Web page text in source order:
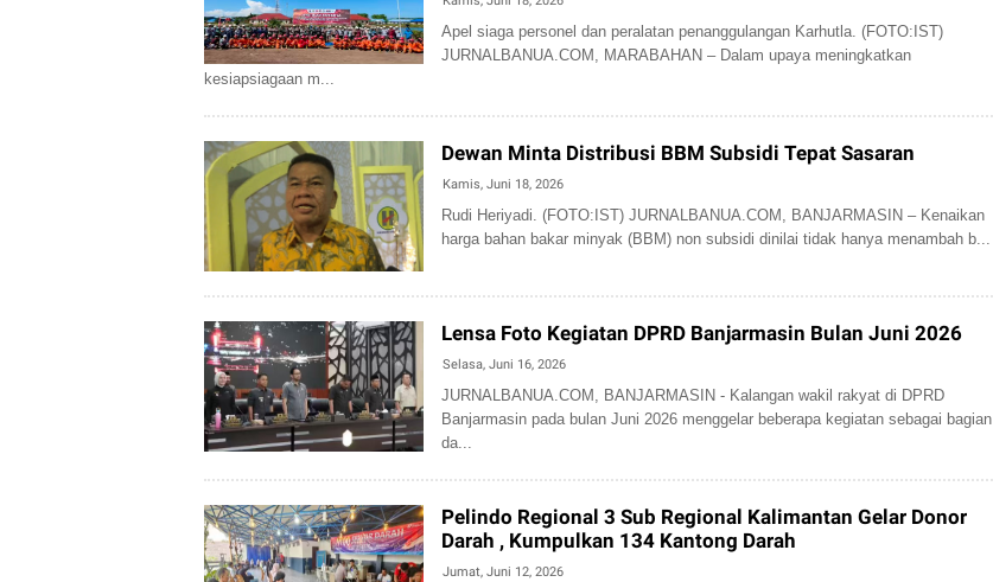
Apel siaga personel dan peralatan penanggulangan Karhutla. (FOTO:IST)
JURNALBANUA.COM, MARABAHAN – Dalam upaya meningkatkan
kesiapsiagaan m...
Dewan Minta Distribusi BBM Subsidi Tepat Sasaran
Kamis, Juni 18, 2026
Rudi Heriyadi. (FOTO:IST) JURNALBANUA.COM, BANJARMASIN – Kenaikan
harga bahan bakar minyak (BBM) non subsidi dinilai tidak hanya menambah b...
Lensa Foto Kegiatan DPRD Banjarmasin Bulan Juni 2026
Selasa, Juni 16, 2026
JURNALBANUA.COM, BANJARMASIN - Kalangan wakil rakyat di DPRD
Banjarmasin pada bulan Juni 2026 menggelar beberapa kegiatan sebagai bagian
da...
Pelindo Regional 3 Sub Regional Kalimantan Gelar Donor
Darah , Kumpulkan 134 Kantong Darah
Jumat, Juni 12, 2026